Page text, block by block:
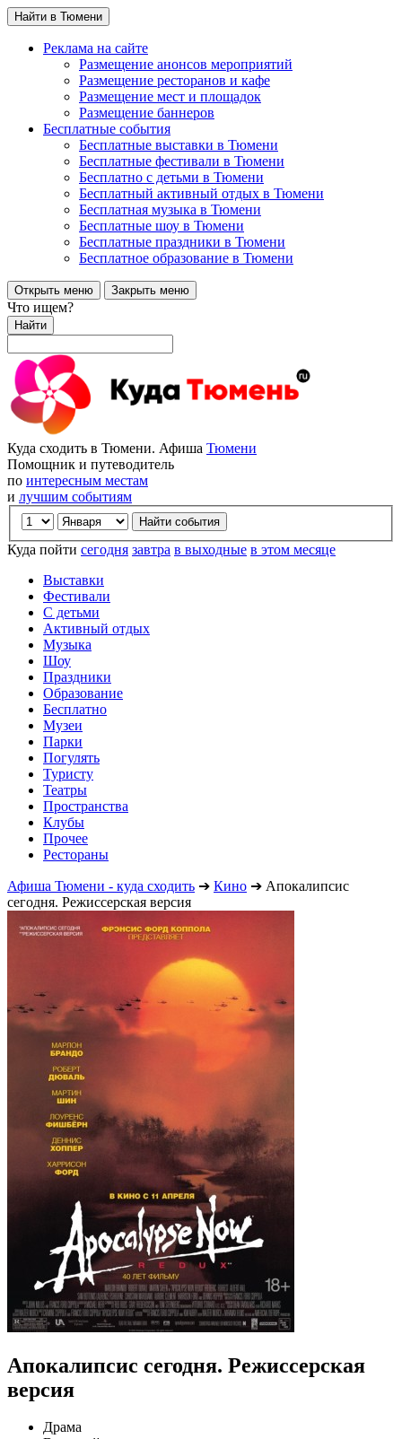
Найти в Тюмени
Реклама на сайте
Размещение анонсов мероприятий
Размещение ресторанов и кафе
Размещение мест и площадок
Размещение баннеров
Бесплатные события
Бесплатные выставки в Тюмени
Бесплатные фестивали в Тюмени
Бесплатно с детьми в Тюмени
Бесплатный активный отдых в Тюмени
Бесплатная музыка в Тюмени
Бесплатные шоу в Тюмени
Бесплатные праздники в Тюмени
Бесплатное образование в Тюмени
Открыть меню Закрыть меню
Что ищем?
Найти
Куда сходить в Тюмени. Афиша Тюмени
Помощник и путеводитель
по интересным местам
и лучшим событиям
Куда пойти сегодня завтра в выходные в этом месяце
Выставки
Фестивали
С детьми
Активный отдых
Музыка
Шоу
Праздники
Образование
Бесплатно
Музеи
Парки
Погулять
Туристу
Театры
Пространства
Клубы
Прочее
Рестораны
Афиша Тюмени - куда сходить ➔ Кино ➔ Апокалипсис
сегодня. Режиссерская версия
Апокалипсис сегодня. Режиссерская
версия
Драма